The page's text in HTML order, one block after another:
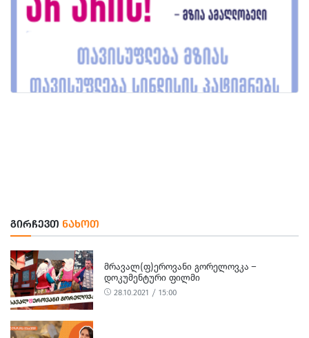
ᲒᲘᲠᲩᲔᲕᲗ ᲜᲐᲮᲝᲗ
ᲛᲠᲐᲕᲐᲚ(Ფ)ᲔᲠᲝᲕᲐᲜᲘ ᲒᲝᲠᲔᲚᲝᲕᲙᲐ –
ᲓᲝᲙᲣᲛᲔᲜᲢᲣᲠᲘ ᲤᲘᲚᲛᲘ
28.10.2021 / 15:00